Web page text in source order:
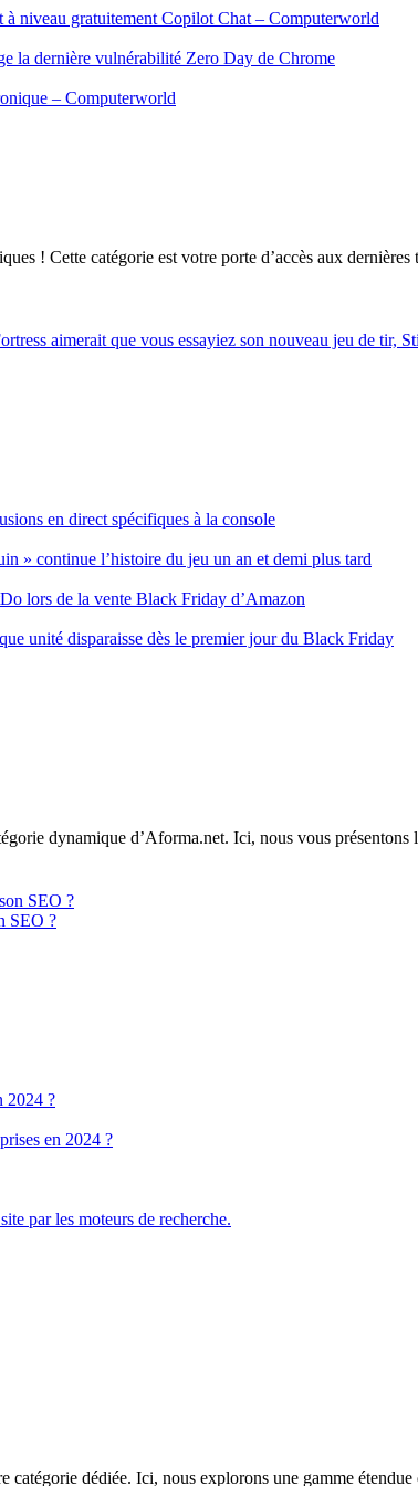
niveau gratuitement Copilot Chat – Computerworld
la dernière vulnérabilité Zero Day de Chrome
– Computerworld
! Cette catégorie est votre porte d’accès aux
aimerait que vous essayiez son nouveau jeu de tir,
en direct spécifiques à la console
» continue l’histoire du jeu un an et demi plus tard
lors de la vente Black Friday d’Amazon
unité disparaisse dès le premier jour du Black Friday
dynamique d’Aforma.net. Ici, nous vous
SEO ?
2024 ?
en 2024 ?
par les moteurs de recherche.
dédiée. Ici, nous explorons une gamme